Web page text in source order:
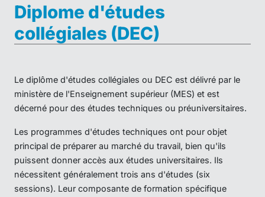
Diplome d'études
collégiales (DEC)
Le diplôme d'études collégiales ou DEC est délivré par le
ministère de l'Enseignement supérieur (MES) et est
décerné pour des études techniques ou préuniversitaires.
Les programmes d'études techniques ont pour objet
principal de préparer au marché du travail, bien qu'ils
puissent donner accès aux études universitaires. Ils
nécessitent généralement trois ans d'études (six
sessions). Leur composante de formation spécifique